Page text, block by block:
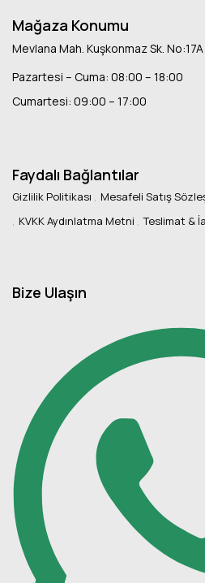
Mağaza Konumu
Mevlana Mah. Kuşkonmaz Sk.
Pazartesi – Cuma: 08:00 – 18:00
Cumartesi: 09:00 – 17:00
Faydalı Bağlantılar
Gizlilik Politikası
Mesafeli Satış
KVKK Aydınlatma Metni
Teslimat &
Bize Ulaşın